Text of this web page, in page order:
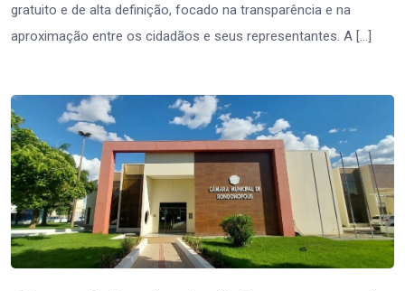
gratuito e de alta definição, focado na transparência e na
aproximação entre os cidadãos e seus representantes. A […]